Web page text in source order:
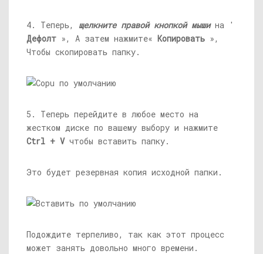
4. Теперь, щелкните правой кнопкой мыши на '
Дефолт », А затем нажмите« Копировать »,
Чтобы скопировать папку.
5. Теперь перейдите в любое место на
жестком диске по вашему выбору и нажмите
Ctrl + Vчтобы вставить папку.
Это будет резервная копия исходной папки.
Подождите терпеливо, так как этот процесс
может занять довольно много времени.